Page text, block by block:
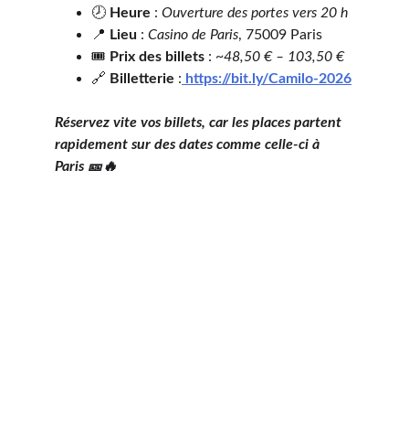
🕗 Heure : Ouverture des portes vers 20 h
📍 Lieu : Casino de Paris, 75009 Paris
🎟️ Prix des billets : ~48,50 € – 103,50 €
🔗 Billetterie : https://bit.ly/Camilo-2026
Réservez vite vos billets, car les places partent
rapidement sur des dates comme celle-ci à
Paris 🎫🔥